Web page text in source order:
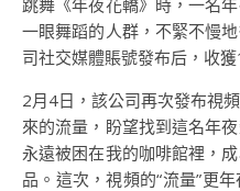
跳舞《年夜花轎》時，一名
一眼舞蹈的人群，不緊不慢
司社交媒體賬號發布后，收獲
2月4日，該公司再次發布視
來的流量，盼望找到這名年
永遠被困在我的咖啡館裡，
品。這次，視頻的“流量”更